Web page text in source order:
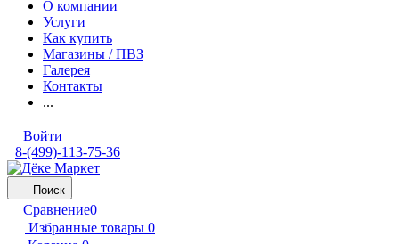
О компании
Услуги
Как купить
Магазины / ПВЗ
Галерея
Контакты
...
Войти
8-(499)-113-75-36
Поиск
Сравнение0
Избранные товары 0